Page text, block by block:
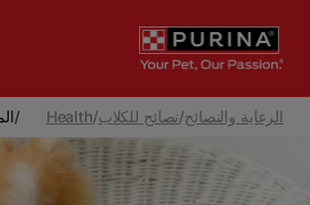
الرعاية والنصائح/نصائح للكلاب/
Health
/